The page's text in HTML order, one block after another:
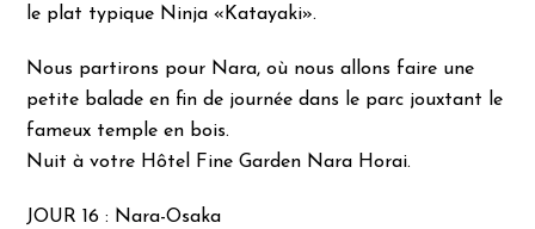
le plat typique Ninja «Katayaki».
Nous partirons pour Nara, où nous allons faire une
petite balade en fin de journée dans le parc jouxtant le
fameux temple en bois.
Nuit à votre Hôtel Fine Garden Nara Horai.
JOUR 16 : Nara-Osaka